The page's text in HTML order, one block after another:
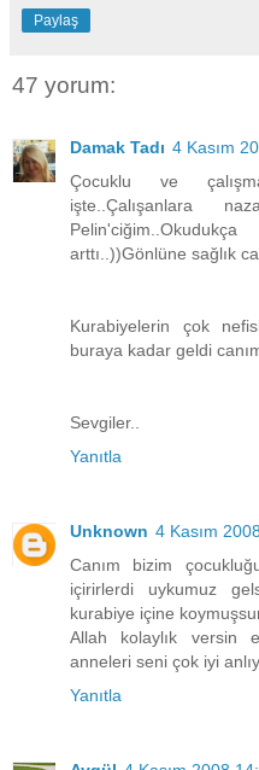
Paylaş
47 yorum:
Damak Tadı 4 Kasım
Çocuklu ve
işte..Çalışanlara
arttı..))Gönlüne sağlık
Kurabiyelerin çok
buraya kadar geldi
Sevgiler..
Yanıtla
Unknown 4 Kasım
Canım bizim
içirirlerdi uykumuz
kurabiye içine
Allah kolaylık versin
anneleri seni çok iyi
Yanıtla